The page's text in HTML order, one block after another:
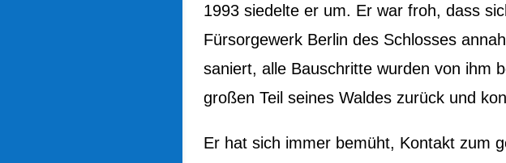
1993 siedelte er um. Er war froh, dass
Fürsorgewerk Berlin des Schlosses
saniert, alle Bauschritte wurden von ihm
großen Teil seines Waldes zurück und
Er hat sich immer bemüht, Kontakt zum